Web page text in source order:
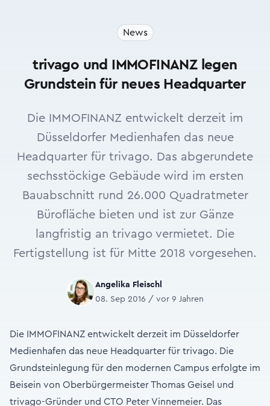
News
trivago und IMMOFINANZ legen
Grundstein für neues Headquarter
Die IMMOFINANZ entwickelt derzeit im
Düsseldorfer Medienhafen das neue
Headquarter für trivago. Das abgerundete
sechsstöckige Gebäude wird im ersten
Bauabschnitt rund 26.000 Quadratmeter
Bürofläche bieten und ist zur Gänze
langfristig an trivago vermietet. Die
Fertigstellung ist für Mitte 2018 vorgesehen.
Angelika Fleischl
08. Sep 2016 / vor 9 Jahren
Die IMMOFINANZ entwickelt derzeit im Düsseldorfer
Medienhafen das neue Headquarter für trivago. Die
Grundsteinlegung für den modernen Campus erfolgte im
Beisein von Oberbürgermeister Thomas Geisel und
trivago-Gründer und CTO Peter Vinnemeier. Das